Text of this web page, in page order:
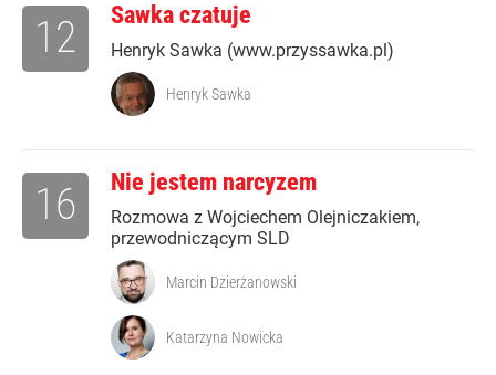
Sawka czatuje
Henryk Sawka (www.przyssawka.pl)
12
Henryk Sawka
Nie jestem narcyzem
Rozmowa z Wojciechem Olejniczakiem,
przewodniczącym SLD
16
Marcin Dzierżanowski
Katarzyna Nowicka